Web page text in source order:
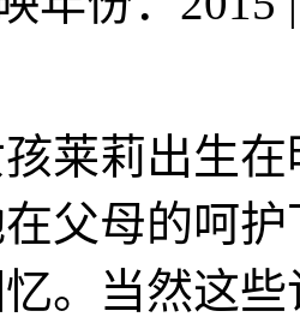
莱莉出生
父母的呵
。当然这